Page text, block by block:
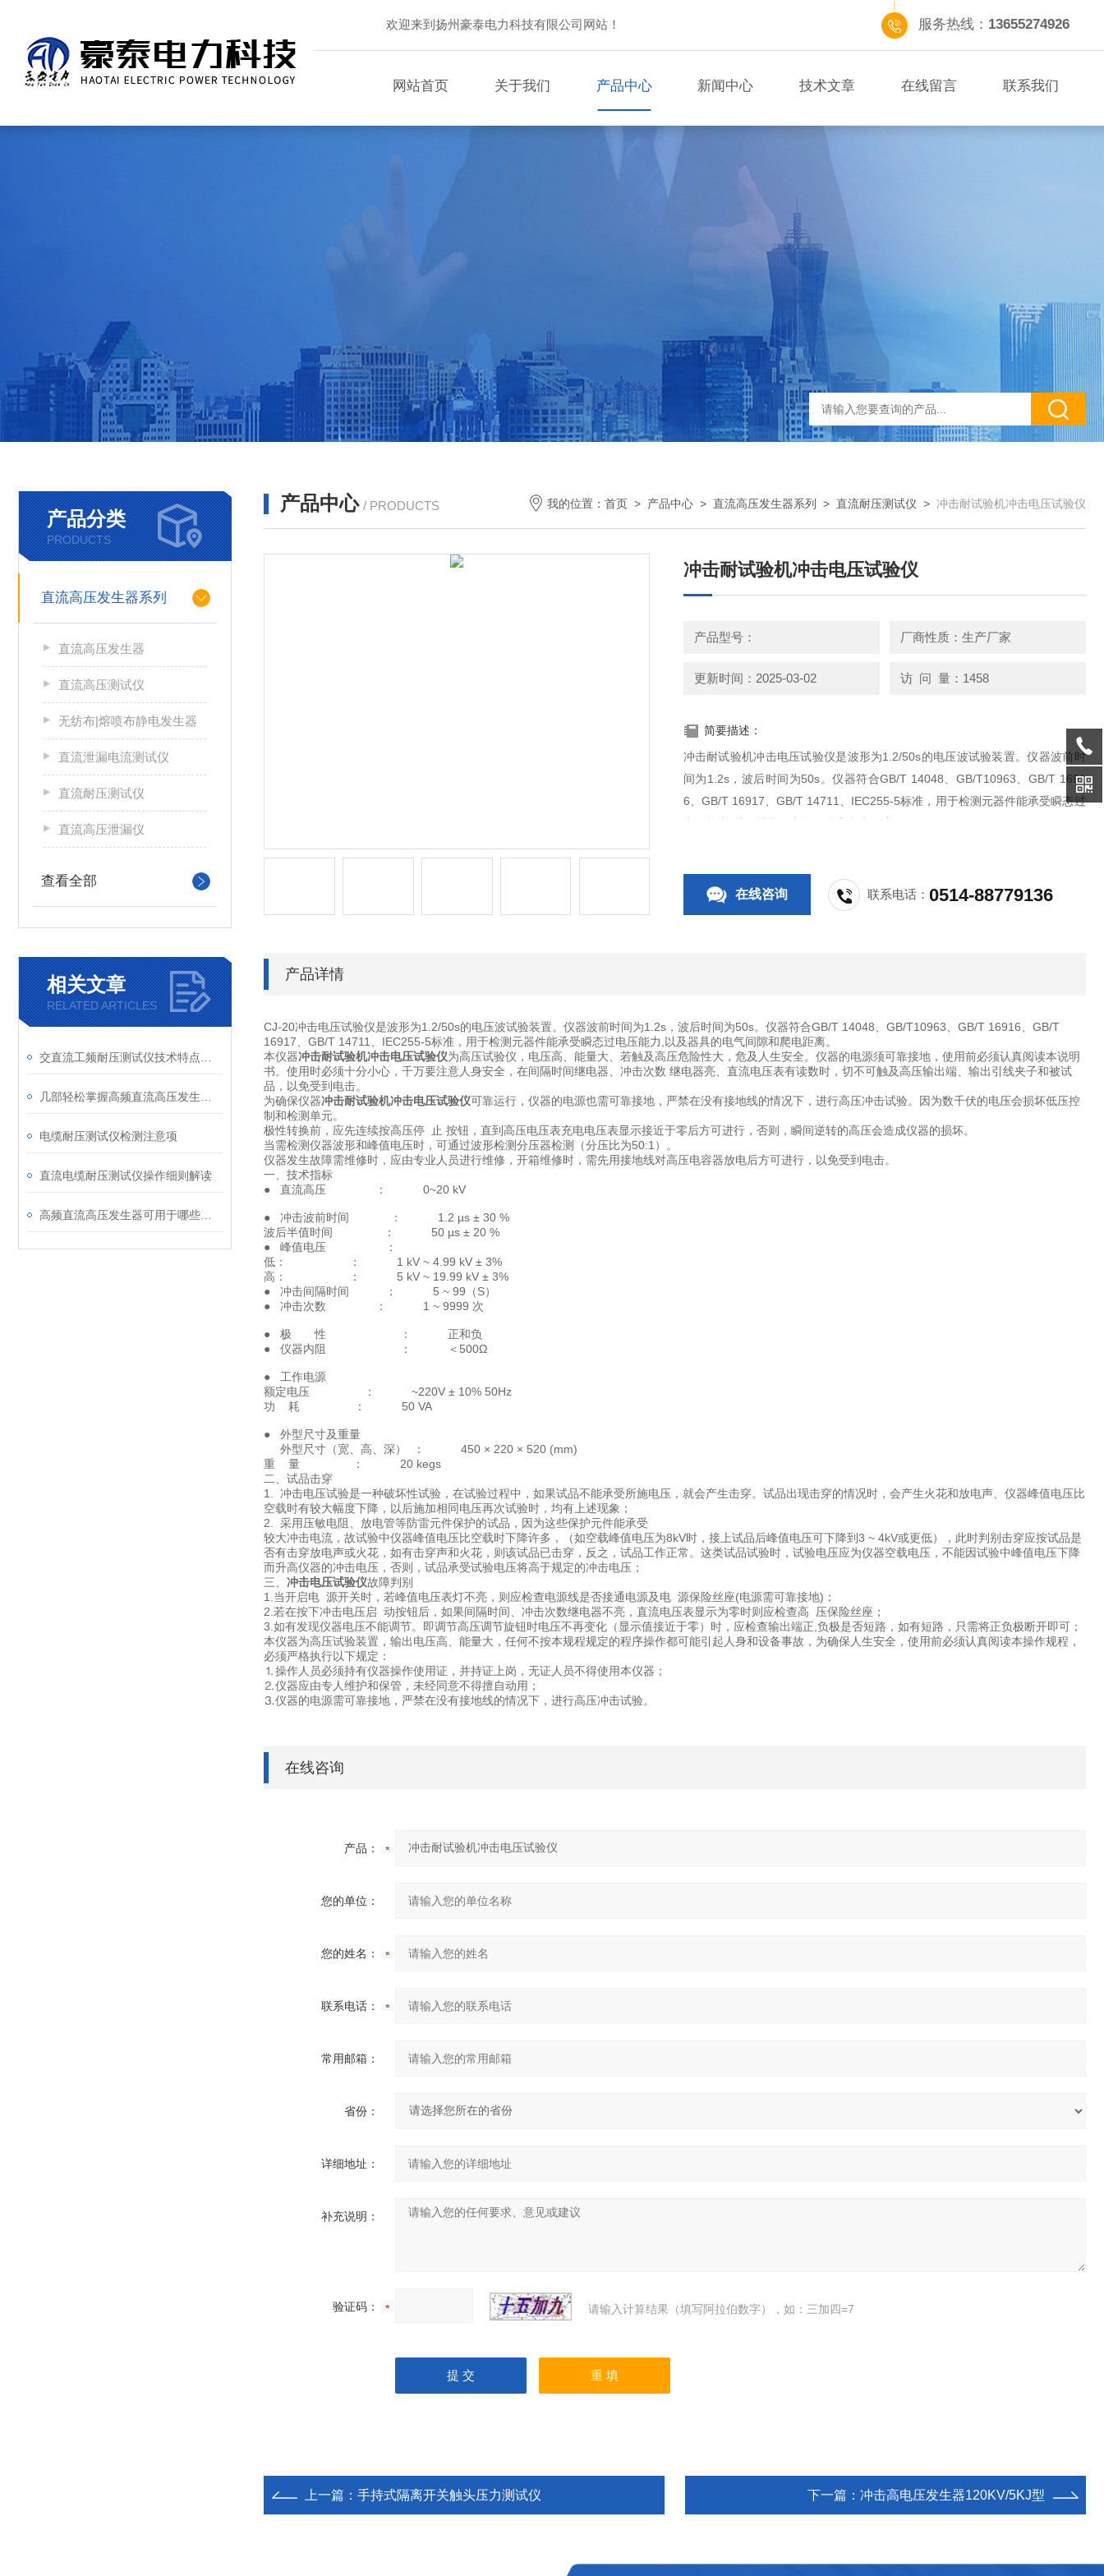
欢迎来到扬州豪泰电力科技有限公司网站！ 服务热线： 13655274926
网站首页 关于我们 产品中心 新闻中心 技术文章 在线留言 联系我们
产品分类
PRODUCTS
直流高压发生器系列
直流高压发生器
直流高压测试仪
无纺布|熔喷布静电发生器
直流泄漏电流测试仪
直流耐压测试仪
直流高压泄漏仪
查看全部
相关文章
RELATED ARTICLES
电缆耐压测试仪检测注意项
直流电缆耐压测试仪操作细则解读
产品中心 / PRODUCTS 我的位置： 首页 > 产品中心 > 直流高压发生器系列 > 直流耐压测试仪 > 冲击耐试验机冲击电压试验仪
冲击耐试验机冲击电压试验仪
产品型号： 厂商性质：生产厂家
更新时间：2025-03-02 访 问 量：1458
简要描述：
冲击耐试验机冲击电压试验仪是波形为1.2/50s的电压波试验装置。仪器波前时
间为1.2s，波后时间为50s。仪器符合GB/T 14048、GB/T10963、GB/T 1691
6、GB/T 16917、GB/T 14711、IEC255-5标准，用于检测元器件能承受瞬态过
电压能力,以及器具的电气间隙和爬电距离。
在线咨询 联系电话：0514-88779136
产品详情
CJ-20冲击电压试验仪是波形为1.2/50s的电压波试验装置。仪器波前时间为1.2s，波后时间为50s。仪器符合GB/T 14048、GB/T10963、GB/T 16916、GB/T
16917、GB/T 14711、IEC255-5标准，用于检测元器件能承受瞬态过电压能力,以及器具的电气间隙和爬电距离。
本仪器冲击耐试验机冲击电压试验仪为高压试验仪，电压高、能量大、若触及高压危险性大，危及人生安全。仪器的电源须可靠接地，使用前必须认真阅读本说明
书。使用时必须十分小心，千万要注意人身安全，在间隔时间继电器、冲击次数 继电器亮、直流电压表有读数时，切不可触及高压输出端、输出引线夹子和被试
品，以免受到电击。
为确保仪器冲击耐试验机冲击电压试验仪可靠运行，仪器的电源也需可靠接地，严禁在没有接地线的情况下，进行高压冲击试验。因为数千伏的电压会损坏低压控
制和检测单元。
极性转换前，应先连续按高压停 止 按钮，直到高压电压表充电电压表显示接近于零后方可进行，否则，瞬间逆转的高压会造成仪器的损坏。
当需检测仪器波形和峰值电压时，可通过波形检测分压器检测（分压比为50:1）。
仪器发生故障需维修时，应由专业人员进行维修，开箱维修时，需先用接地线对高压电容器放电后方可进行，以免受到电击。
一、技术指标
● 直流高压 ： 0~20 kV
● 冲击波前时间 ： 1.2 µs ± 30 %
波后半值时间 ： 50 µs ± 20 %
● 峰值电压 ：
低： ： 1 kV ~ 4.99 kV ± 3%
高： ： 5 kV ~ 19.99 kV ± 3%
● 冲击间隔时间 ： 5 ~ 99（S）
● 冲击次数 ： 1 ~ 9999 次
● 极 性 ： 正和负
● 仪器内阻 ： ＜500Ω
● 工作电源
额定电压 ： ~220V ± 10% 50Hz
功 耗 ： 50 VA
● 外型尺寸及重量
外型尺寸（宽、高、深） ： 450 × 220 × 520 (mm)
重 量 ： 20 kegs
二、试品击穿
1. 冲击电压试验是一种破坏性试验，在试验过程中，如果试品不能承受所施电压，就会产生击穿。试品出现击穿的情况时，会产生火花和放电声、仪器峰值电压比
空载时有较大幅度下降，以后施加相同电压再次试验时，均有上述现象；
2. 采用压敏电阻、放电管等防雷元件保护的试品，因为这些保护元件能承受
较大冲击电流，故试验中仪器峰值电压比空载时下降许多，（如空载峰值电压为8kV时，接上试品后峰值电压可下降到3 ~ 4kV或更低），此时判别击穿应按试品是
否有击穿放电声或火花，如有击穿声和火花，则该试品已击穿，反之，试品工作正常。这类试品试验时，试验电压应为仪器空载电压，不能因试验中峰值电压下降
而升高仪器的冲击电压，否则，试品承受试验电压将高于规定的冲击电压；
三、 冲击电压试验仪故障判别
1.当开启电 源开关时，若峰值电压表灯不亮，则应检查电源线是否接通电源及电 源保险丝座(电源需可靠接地)；
2.若在按下冲击电压启 动按钮后，如果间隔时间、冲击次数继电器不亮，直流电压表显示为零时则应检查高 压保险丝座；
3.如有发现仪器电压不能调节。即调节高压调节旋钮时电压不再变化（显示值接近于零）时，应检查输出端正,负极是否短路，如有短路，只需将正负极断开即可；
本仪器为高压试验装置，输出电压高、能量大，任何不按本规程规定的程序操作都可能引起人身和设备事故，为确保人生安全，使用前必须认真阅读本操作规程，
必须严格执行以下规定：
⒈操作人员必须持有仪器操作使用证，并持证上岗，无证人员不得使用本仪器；
⒉仪器应由专人维护和保管，未经同意不得擅自动用；
⒊仪器的电源需可靠接地，严禁在没有接地线的情况下，进行高压冲击试验。
在线咨询
产品：
您的单位：
您的姓名：
联系电话：
常用邮箱：
省份：
详细地址：
补充说明：
验证码： 请输入计算结果（填写阿拉伯数字），如：三加四=7
上一篇： 手持式隔离开关触头压力测试仪 下一篇： 冲击高电压发生器120KV/5KJ型